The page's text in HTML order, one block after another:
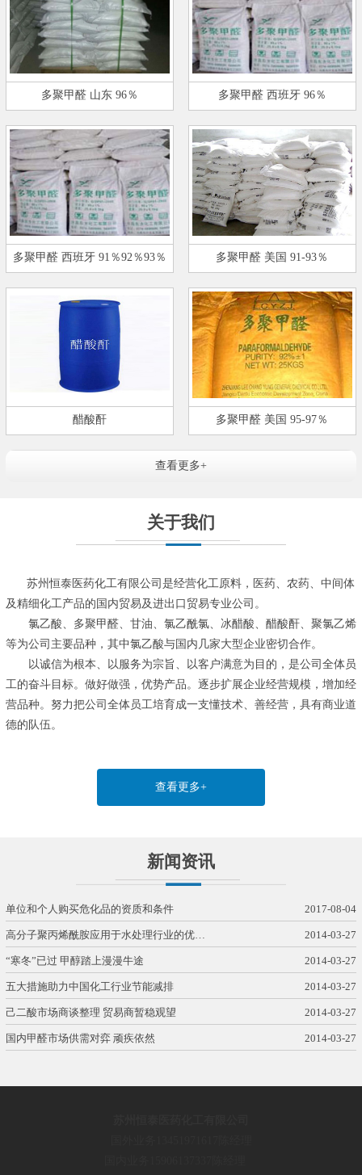
多聚甲醛 山东 96％ 多聚甲醛 西班牙 96％
多聚甲醛 西班牙 91％92％93％ 多聚甲醛 美国 91-93％
醋酸酐 多聚甲醛 美国 95-97％
查看更多+
关于我们
苏州恒泰医药化工有限公司是经营化工原料，医药、农药、中间体
及精细化工产品的国内贸易及进出口贸易专业公司。
氯乙酸、多聚甲醛、甘油、氯乙酰氯、冰醋酸、醋酸酐、聚氯乙烯
等为公司主要品种，其中氯乙酸与国内几家大型企业密切合作。
以诚信为根本、以服务为宗旨、以客户满意为目的，是公司全体员
工的奋斗目标。做好做强，优势产品。逐步扩展企业经营规模，增加经
营品种。努力把公司全体员工培育成一支懂技术、善经营，具有商业道
德的队伍。
查看更多+
新闻资讯
单位和个人购买危化品的资质和条件 2017-08-04
高分子聚丙烯酰胺应用于水处理行业的优… 2014-03-27
“寒冬”已过 甲醇踏上漫漫牛途 2014-03-27
五大措施助力中国化工行业节能减排 2014-03-27
己二酸市场商谈整理 贸易商暂稳观望 2014-03-27
国内甲醛市场供需对弈 顽疾依然 2014-03-27